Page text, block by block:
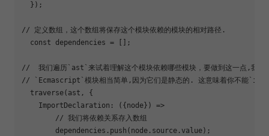
  });
// 定义数组，这个数组将保存这个模块依赖的模块的相对路径.
  const dependencies = [];
//  我们遍历`ast`来试着理解这个模块依赖哪些模块，要做到这一点,我
// `Ecmascript`模块相当简单,因为它们是静态的. 这意味着你不能
  traverse(ast, {
    ImportDeclaration: ({node}) =>
        // 我们将依赖关系存入数组
        dependencies.push(node.source.value);